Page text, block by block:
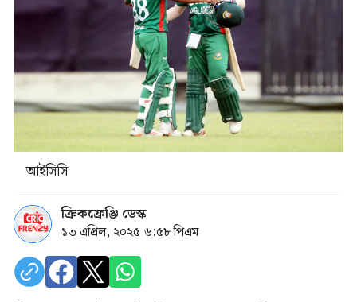
আইসিসি
ক্রিকফ্রেঞ্জি ডেস্ক
১৩ এপ্রিল, ২০২৫ ৬:৫৮ পিএম